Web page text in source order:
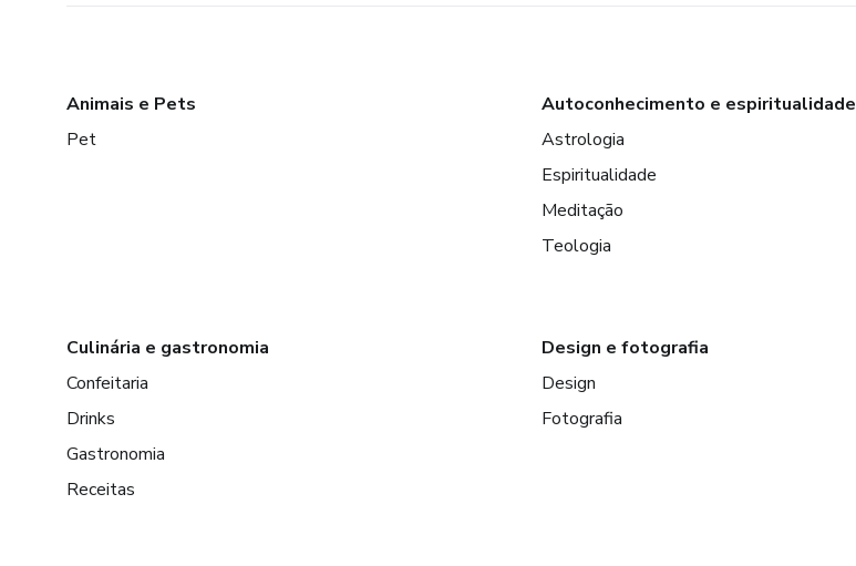
Animais e Pets
Pet
Autoconhecimento e espiritualidade
Astrologia
Espiritualidade
Meditação
Teologia
Culinária e gastronomia
Confeitaria
Drinks
Gastronomia
Receitas
Design e fotografia
Design
Fotografia